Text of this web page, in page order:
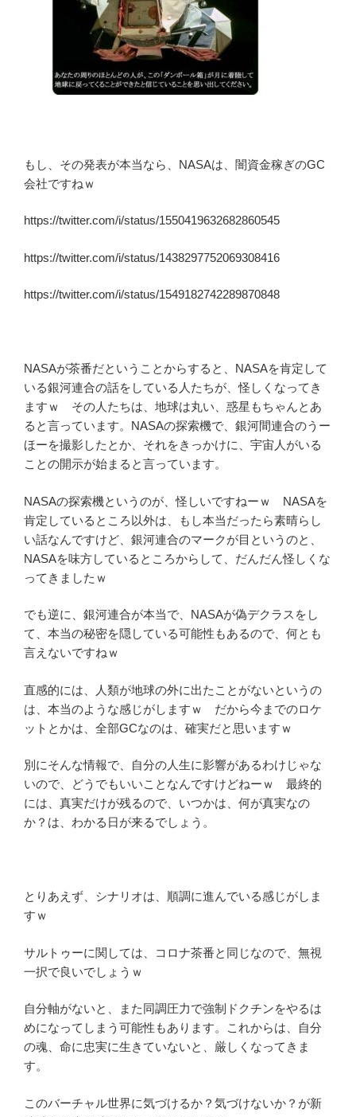
もし、その発表が本当なら、NASAは、闇資金稼ぎのGC
会社ですねｗ
https://twitter.com/i/status/1550419632682860545
https://twitter.com/i/status/1438297752069308416
https://twitter.com/i/status/1549182742289870848
NASAが茶番だということからすると、NASAを肯定して
いる銀河連合の話をしている人たちが、怪しくなってき
ますｗ その人たちは、地球は丸い、惑星もちゃんとあ
ると言っています。NASAの探索機で、銀河間連合のうー
ほーを撮影したとか、それをきっかけに、宇宙人がいる
ことの開示が始まると言っています。
NASAの探索機というのが、怪しいですねーｗ NASAを
肯定しているところ以外は、もし本当だったら素晴らし
い話なんですけど、銀河連合のマークが目というのと、
NASAを味方しているところからして、だんだん怪しくな
ってきましたｗ
でも逆に、銀河連合が本当で、NASAが偽デクラスをし
て、本当の秘密を隠している可能性もあるので、何とも
言えないですねｗ
直感的には、人類が地球の外に出たことがないというの
は、本当のような感じがしますｗ だから今までのロケ
ットとかは、全部GCなのは、確実だと思いますｗ
別にそんな情報で、自分の人生に影響があるわけじゃな
いので、どうでもいいことなんですけどねーｗ 最終的
には、真実だけが残るので、いつかは、何が真実なの
か？は、わかる日が来るでしょう。
とりあえず、シナリオは、順調に進んでいる感じがしま
すｗ
サルトゥーに関しては、コロナ茶番と同じなので、無視
一択で良いでしょうｗ
自分軸がないと、また同調圧力で強制ドクチンをやるは
めになってしまう可能性もあります。これからは、自分
の魂、命に忠実に生きていないと、厳しくなってきま
す。
このバーチャル世界に気づけるか？気づけないか？が新